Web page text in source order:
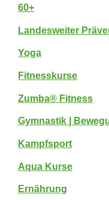
60+
Landesweiter
Yoga
Fitnesskurse
Zumba® Fitness
Gymnastik |
Kampfsport
Aqua Kurse
Ernährung